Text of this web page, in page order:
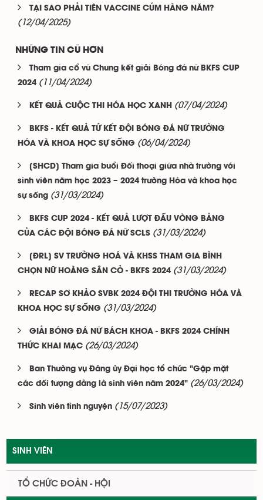
TẠI SAO PHẢI TIÊN VACCINE CÚM HÀNG NĂM?
(12/04/2025)
NHỮNG TIN CŨ HƠN
Tham gia cổ vũ Chung kết giải Bóng đá nữ BKFS CUP
2024 (11/04/2024)
KẾT QUẢ CUỘC THI HÓA HỌC XANH (07/04/2024)
BKFS - KẾT QUẢ TỨ KẾT ĐỘI BÓNG ĐÁ NỮ TRƯỜNG
HÓA VÀ KHOA HỌC SỰ SỐNG (06/04/2024)
[SHCD] Tham gia buổi Đối thoại giữa nhà trường với
sinh viên năm học 2023 – 2024 trường Hóa và khoa học
sự sống (31/03/2024)
BKFS CUP 2024 - KẾT QUẢ LƯỢT ĐẤU VÒNG BẢNG
CỦA CÁC ĐỘI BÓNG ĐÁ NỮ SCLS (31/03/2024)
[ĐRL] SV TRƯỜNG HOÁ VÀ KHSS THAM GIA BÌNH
CHỌN NỮ HOÀNG SÂN CỎ - BKFS 2024 (31/03/2024)
RECAP SƠ KHẢO SVBK 2024 ĐỘI THI TRƯỜNG HÓA VÀ
KHOA HỌC SỰ SỐNG (31/03/2024)
GIẢI BÓNG ĐÁ NỮ BÁCH KHOA - BKFS 2024 CHÍNH
THỨC KHAI MẠC (26/03/2024)
Ban Thường vụ Đảng ủy Đại học tổ chức "Gặp mặt
các đối tượng đảng là sinh viên năm 2024" (26/03/2024)
Sinh viên tình nguyện (15/07/2023)
SINH VIÊN
TỔ CHỨC ĐOÀN - HỘI